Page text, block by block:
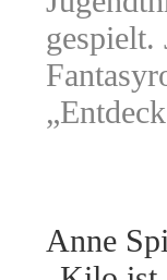
Anne